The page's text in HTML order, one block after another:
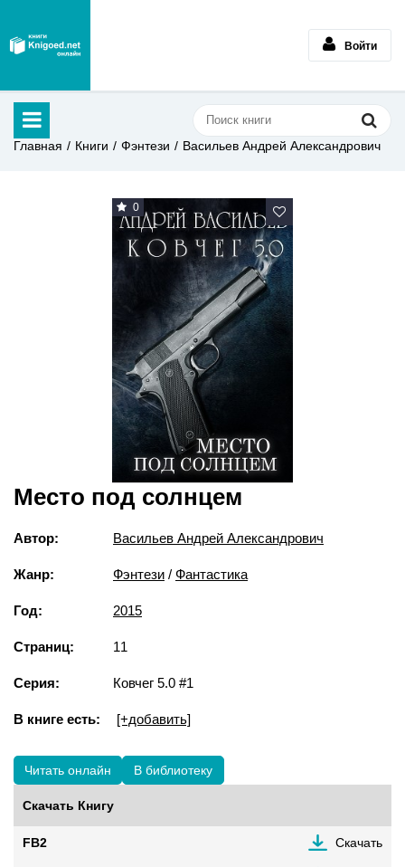
Войти
Главная Книги Фэнтези Васильев Андрей Александрович
0
Место под солнцем
Автор: Васильев Андрей Александрович
Жанр: Фэнтези / Фантастика
Год: 2015
Страниц: 11
Серия: Ковчег 5.0 #1
В книге есть: [+добавить]
Читать онлайн В библиотеку
Скачать Книгу
FB2 Скачать